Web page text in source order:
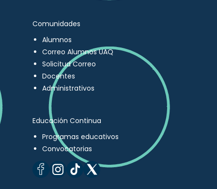
Comunidades
Alumnos
Correo Alumnos UAQ
Solicitud Correo
Docentes
Administrativos
Educación Continua
Programas educativos
Convocatorias